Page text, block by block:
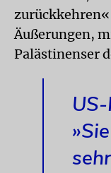
Äußerungen,
Palästinenser